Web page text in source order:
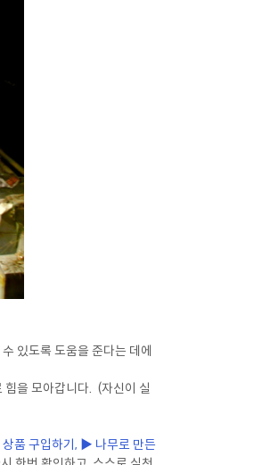
있도록 도움을 준다는 데에
힘을 모아갑니다. (자신이 실
품 구입하기, ▶ 나무로 만든